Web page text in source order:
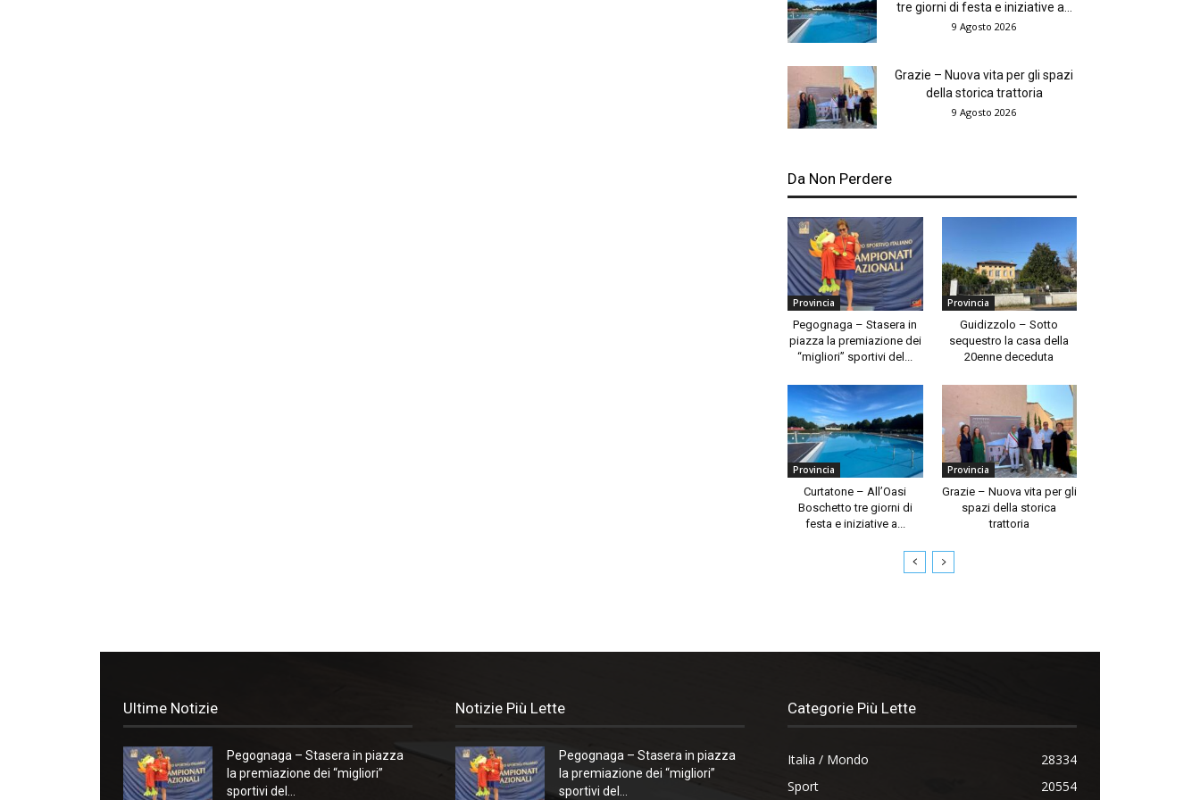
tre giorni di festa e iniziative a...
9 Agosto 2026
Grazie – Nuova vita per gli spazi
della storica trattoria
9 Agosto 2026
Da Non Perdere
Provincia
Pegognaga – Stasera in
piazza la premiazione dei
“migliori” sportivi del...
Provincia
Guidizzolo – Sotto
sequestro la casa della
20enne deceduta
Provincia
Curtatone – All’Oasi
Boschetto tre giorni di
festa e iniziative a...
Provincia
Grazie – Nuova vita per gli
spazi della storica
trattoria
Ultime Notizie
Pegognaga – Stasera in piazza
la premiazione dei “migliori”
sportivi del...
Notizie Più Lette
Pegognaga – Stasera in piazza
la premiazione dei “migliori”
sportivi del...
Categorie Più Lette
Italia / Mondo
28334
Sport
20554